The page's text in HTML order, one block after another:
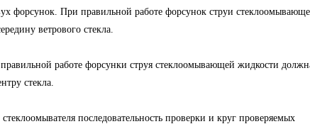
форсунок. При правильной работе форсунок струи
ветрового стекла.
работе форсунки струя стеклоомывающей жидкости
стекла.
последовательность проверки и круг проверяемых